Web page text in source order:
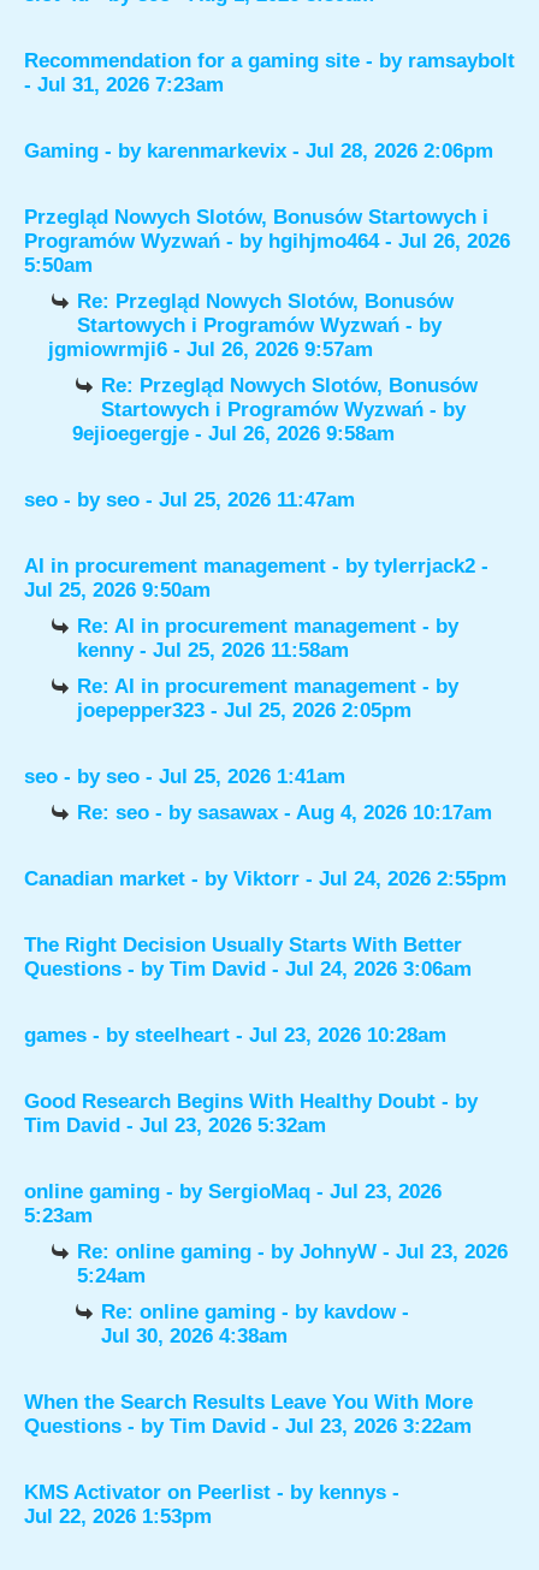
Recommendation for a gaming site - by ramsaybolt
- Jul 31, 2026 7:23am
Gaming - by karenmarkevix - Jul 28, 2026 2:06pm
Przegląd Nowych Slotów, Bonusów Startowych i
Programów Wyzwań - by hgihjmo464- Jul 26, 2026
5:50am
Re: Przegląd Nowych Slotów, Bonusów
Startowych i Programów Wyzwań - by
jgmiowrmji6 - Jul 26, 2026 9:57am
Re: Przegląd Nowych Slotów, Bonusów
Startowych i Programów Wyzwań - by
9ejioegergje - Jul 26, 2026 9:58am
seo - by seo - Jul 25, 2026 11:47am
AI in procurement management - by tylerrjack2 -
Jul 25, 2026 9:50am
Re: AI in procurement management - by
kenny- Jul 25, 2026 11:58am
Re: AI in procurement management - by
joepepper323 - Jul 25, 2026 2:05pm
seo - by seo - Jul 25, 2026 1:41am
Re: seo - bysasawax - Aug 4, 2026 10:17am
Canadian market - by Viktorr - Jul 24, 2026 2:55pm
The Right Decision Usually Starts With Better
Questions - by Tim David - Jul 24, 2026 3:06am
games - by steelheart - Jul 23, 2026 10:28am
Good Research Begins With Healthy Doubt - by
Tim David - Jul 23, 2026 5:32am
online gaming - by SergioMaq - Jul 23, 2026
5:23am
Re: online gaming - byJohnyW - Jul 23, 2026
5:24am
Re: online gaming - by kavdow-
Jul 30, 2026 4:38am
When the Search Results Leave You With More
Questions - by Tim David - Jul 23, 2026 3:22am
KMS Activator on Peerlist - by kennys -
Jul 22, 2026 1:53pm